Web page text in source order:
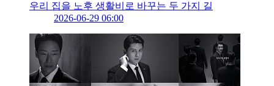
우리 집을 노후 생활비로 바꾸는 두 가지 길
2026-06-29 06:00